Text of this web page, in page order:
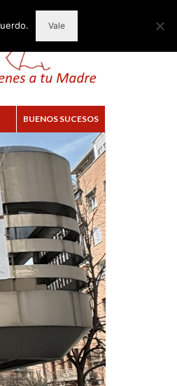
BUENOS SUCESOS
Vale